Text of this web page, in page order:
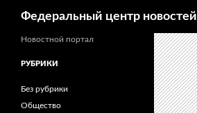
Федеральный центр новостей
Новостной портал
РУБРИКИ
Без рубрики
Общество